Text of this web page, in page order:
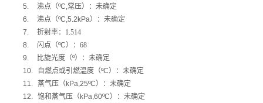
5.
沸点（ºC,常压）：未确定
6.
沸点（ºC,5.2kPa）：未确定
7.
折射率：1.514
8.
闪点（ºC）：68
9.
比旋光度（º）：未确定
10.
自燃点或引燃温度（ºC）：未确定
11.
蒸气压（ kPa,25ºC）：未确定
12. 饱和蒸气压（ kPa,60ºC）：未确定